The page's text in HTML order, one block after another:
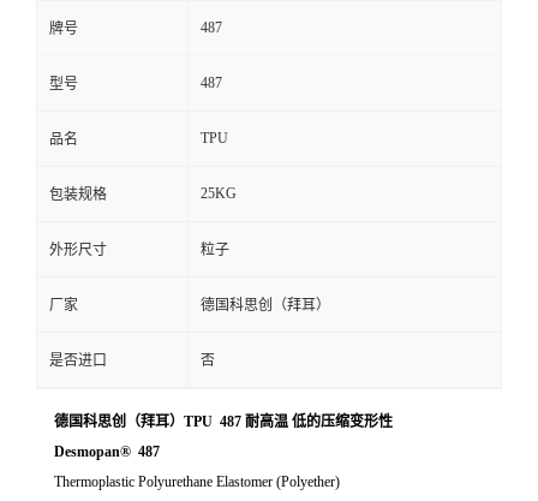
牌号 487
型号 487
品名 TPU
包装规格 25KG
外形尺寸 粒子
厂家 德国科思创（拜耳）
是否进口 否
德国科思创（拜耳）TPU 487 耐高温 低的压缩变形性
Desmopan® 487
Thermoplastic Polyurethane Elastomer (Polyether)